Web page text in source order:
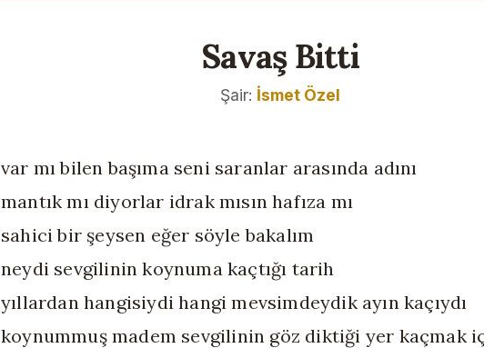
Savaş Bitti
Şair: İsmet Özel
var mı bilen başıma seni saranlar arasında adını
mantık mı diyorlar idrak mısın hafıza mı
sahici bir şeysen eğer söyle bakalım
neydi sevgilinin koynuma kaçtığı tarih
yıllardan hangisiydi hangi mevsimdeydik ayın kaçıydı
koynummuş madem sevgilinin göz diktiği yer kaçmak